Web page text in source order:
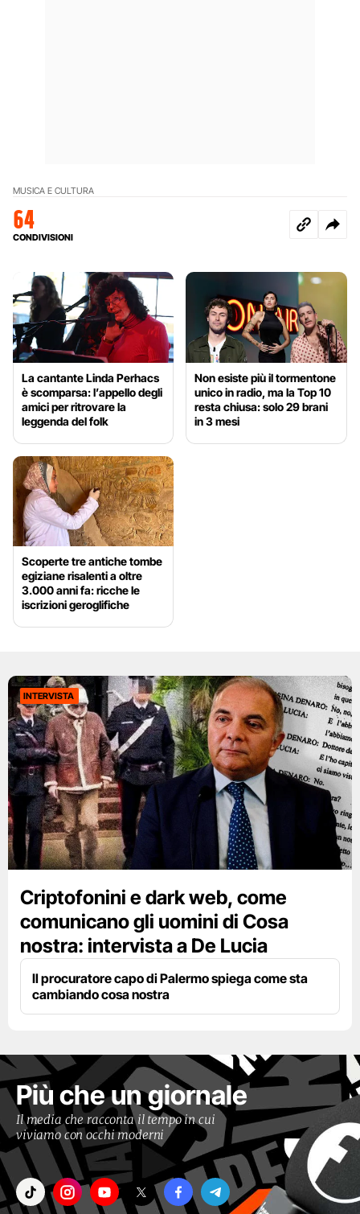
MUSICA E CULTURA
64
CONDIVISIONI
La cantante Linda Perhacs
è scomparsa: l’appello degli
amici per ritrovare la
leggenda del folk
Non esiste più il tormentone
unico in radio, ma la Top 10
resta chiusa: solo 29 brani
in 3 mesi
Scoperte tre antiche tombe
egiziane risalenti a oltre
3.000 anni fa: ricche le
iscrizioni geroglifiche
INTERVISTA
Criptofonini e dark web, come
comunicano gli uomini di Cosa
nostra: intervista a De Lucia
Il procuratore capo di Palermo spiega come sta
cambiando cosa nostra
Più che un giornale
Il media che racconta il tempo in cui
viviamo con occhi moderni